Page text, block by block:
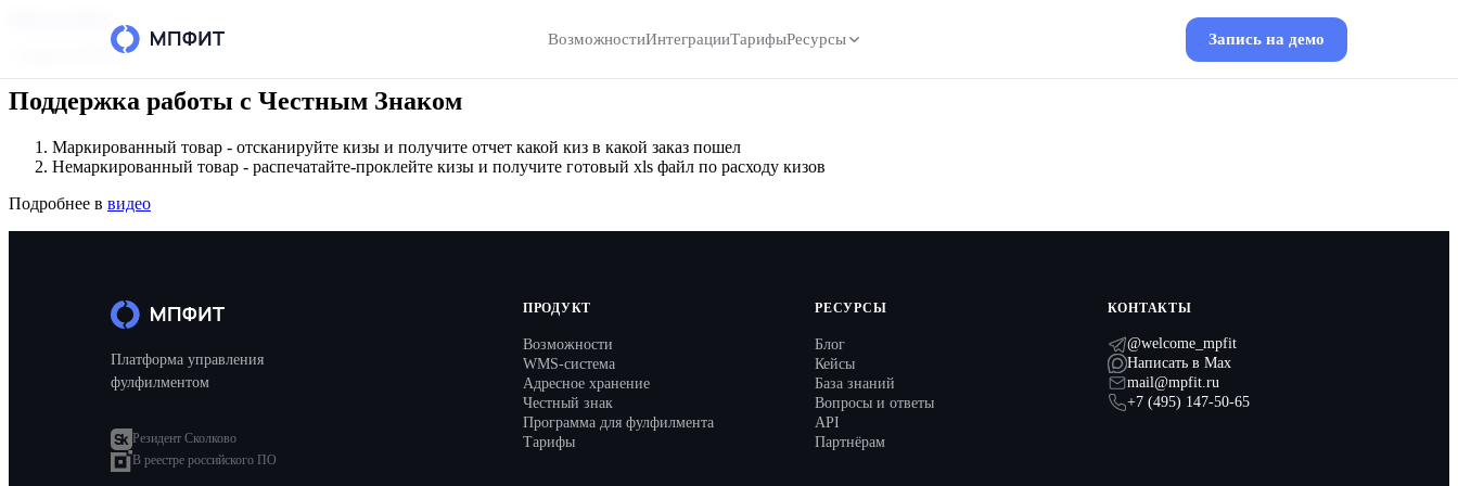
ВозможностиИнтеграцииТарифыРесурсы Запись на демо
1 апреля 2024 г.
Поддержка работы с Честным Знаком
Маркированный товар - отсканируйте кизы и получите отчет какой киз в какой заказ пошел
Немаркированный товар - распечатайте-проклейте кизы и получите готовый xls файл по расходу кизов
Подробнее в видео
Платформа управления
фулфилментом
Резидент Сколково
В реестре российского ПО
ПРОДУКТ
Возможности
WMS-система
Адресное хранение
Честный знак
Программа для фулфилмента
Тарифы
РЕСУРСЫ
Блог
Кейсы
База знаний
Вопросы и ответы
API
Партнёрам
КОНТАКТЫ
@welcome_mpfit
Написать в Max
mail@mpfit.ru
+7 (495) 147-50-65